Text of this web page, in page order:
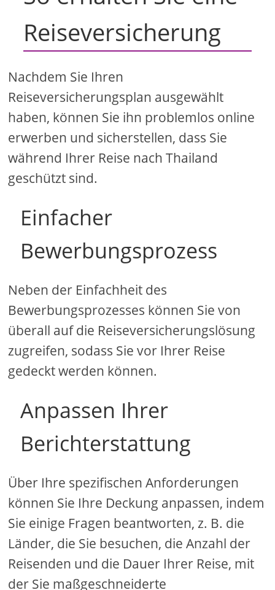
Reiseversicherung
Nachdem Sie Ihren
Reiseversicherungsplan ausgewählt
haben, können Sie ihn problemlos online
erwerben und sicherstellen, dass Sie
während Ihrer Reise nach Thailand
geschützt sind.
Einfacher
Bewerbungsprozess
Neben der Einfachheit des
Bewerbungsprozesses können Sie von
überall auf die Reiseversicherungslösung
zugreifen, sodass Sie vor Ihrer Reise
gedeckt werden können.
Anpassen Ihrer
Berichterstattung
Über Ihre spezifischen Anforderungen
können Sie Ihre Deckung anpassen, indem
Sie einige Fragen beantworten, z. B. die
Länder, die Sie besuchen, die Anzahl der
Reisenden und die Dauer Ihrer Reise, mit
der Sie maßgeschneiderte